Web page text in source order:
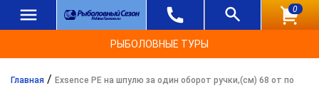
0
РЫБОЛОВНЫЕ ТУРЫ
Главная / Exsence PE на шпулю за один оборот ручки,(см) 68 от по